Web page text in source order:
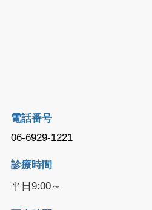
電話番号
06-6929-1221
診療時間
平日9:00～